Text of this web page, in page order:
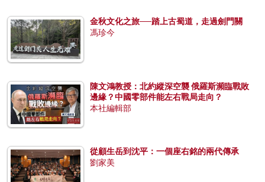
金秋文化之旅──踏上古蜀道，走過劍門關
馮珍今
陳文鴻教授：北約縱深空襲 俄羅斯瀕臨戰敗
邊緣？中國零部件能左右戰局走向？
本社編輯部
從顧生岳到沈平：一個座右銘的兩代傳承
劉家美